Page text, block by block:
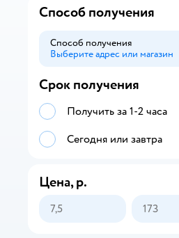
Способ получения
Способ получения
Выберите адрес или магазин
Способ
Срок получения
Получить за 1-2 часа
Сегодня или завтра
Цена, р.